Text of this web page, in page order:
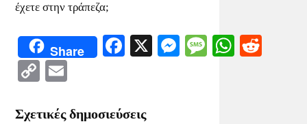
έχετε στην τράπεζα;
Share Facebook
X Messenger
Message
Copy
Σχετικές δημοσιεύσεις